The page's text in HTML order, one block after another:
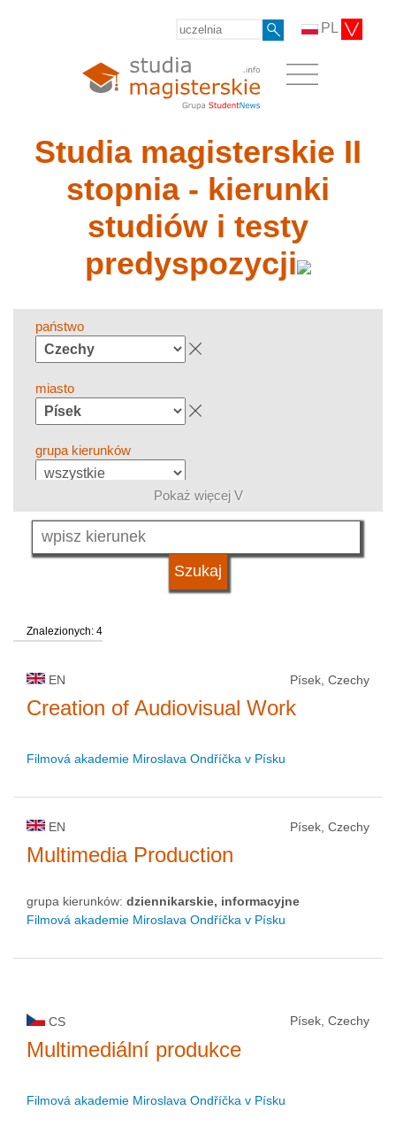
PL
Studia magisterskie II
stopnia - kierunki
studiów i testy
predyspozycji
państwo
miasto
grupa kierunków
język
status uczelni
Pokaż więcej V
Znalezionych: 4
EN Písek, Czechy
Creation of Audiovisual Work
Filmová akademie Miroslava Ondříčka v Písku
EN Písek, Czechy
Multimedia Production
grupa kierunków: dziennikarskie, informacyjne
Filmová akademie Miroslava Ondříčka v Písku
CS Písek, Czechy
Multimediální produkce
Filmová akademie Miroslava Ondříčka v Písku